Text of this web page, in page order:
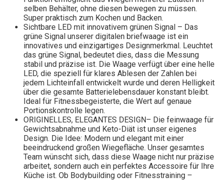
selben Behälter, ohne diesen bewegen zu müssen.
Super praktisch zum Kochen und Backen.
Sichtbare LED mit innovativem grünen Signal – Das
grüne Signal unserer digitalen briefwaage ist ein
innovatives und einzigartiges Designmerkmal. Leuchtet
das grüne Signal, bedeutet dies, dass die Messung
stabil und präzise ist. Die Waage verfügt über eine helle
LED, die speziell für klares Ablesen der Zahlen bei
jedem Lichteinfall entwickelt wurde und deren Helligkeit
über die gesamte Batterielebensdauer konstant bleibt.
Ideal für Fitnessbegeisterte, die Wert auf genaue
Portionskontrolle legen.
ORIGINELLES, ELEGANTES DESIGN– Die feinwaage für
Gewichtsabnahme und Keto-Diät ist unser eigenes
Design. Die Idee: Modern und elegant mit einer
beeindruckend großen Wiegefläche. Unser gesamtes
Team wünscht sich, dass diese Waage nicht nur präzise
arbeitet, sondern auch ein perfektes Accessoire für Ihre
Küche ist. Ob Bodybuilding oder Fitnesstraining –